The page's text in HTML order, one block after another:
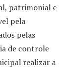
patrimonial e
pela
pelas
de controle
realizar a